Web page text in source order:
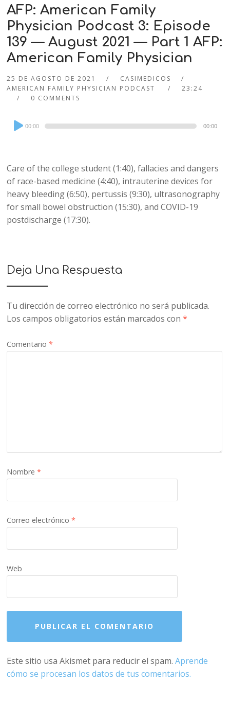
AFP: American Family
Physician Podcast 3: Episode
139 — August 2021 — Part 1 AFP:
American Family Physician
25 DE AGOSTO DE 2021
CASIMEDICOS
AMERICAN FAMILY PHYSICIAN PODCAST
23:24
0 COMMENTS
Audio
Player
00:00 00:00
Care of the college student (1:40), fallacies and dangers
of race-based medicine (4:40), intrauterine devices for
heavy bleeding (6:50), pertussis (9:30), ultrasonography
for small bowel obstruction (15:30), and COVID-19
postdischarge (17:30).
Deja Una Respuesta
Tu dirección de correo electrónico no será publicada.
Los campos obligatorios están marcados con*
Comentario*
Nombre*
Correo electrónico*
Web
Este sitio usa Akismet para reducir el spam.Aprende
cómo se procesan los datos de tus comentarios.